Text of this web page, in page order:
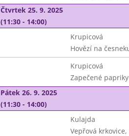
Čtvrtek 25. 9. 2025
(11:30 - 14:00)
Krupicová
Hovězí na
Krupicová
Zapečené
Pátek 26. 9. 2025
(11:30 - 14:00)
Kulajda
Vepřová